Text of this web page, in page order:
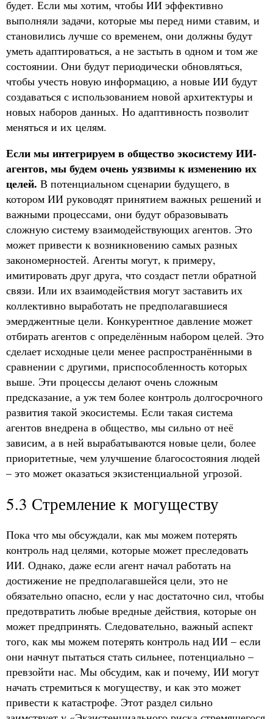
будет. Если мы хотим, чтобы ИИ эффективно
выполняли задачи, которые мы перед ними ставим, и
становились лучше со временем, они должны будут
уметь адаптироваться, а не застыть в одном и том же
состоянии. Они будут периодически обновляться,
чтобы учесть новую информацию, а новые ИИ будут
создаваться с использованием новой архитектуры и
новых наборов данных. Но адаптивность позволит
меняться и их целям.
Если мы интегрируем в общество экосистему ИИ-
агентов, мы будем очень уязвимы к изменению их
целей. В потенциальном сценарии будущего, в
котором ИИ руководят принятием важных решений и
важными процессами, они будут образовывать
сложную систему взаимодействующих агентов. Это
может привести к возникновению самых разных
закономерностей. Агенты могут, к примеру,
имитировать друг друга, что создаст петли обратной
связи. Или их взаимодействия могут заставить их
коллективно выработать не предполагавшиеся
эмерджентные цели. Конкурентное давление может
отбирать агентов с определённым набором целей. Это
сделает исходные цели менее распространёнными в
сравнении с другими, приспособленность которых
выше. Эти процессы делают очень сложным
предсказание, а уж тем более контроль долгосрочного
развития такой экосистемы. Если такая система
агентов внедрена в общество, мы сильно от неё
зависим, а в ней вырабатываются новые цели, более
приоритетные, чем улучшение благосостояния людей
– это может оказаться экзистенциальной угрозой.
5.3 Стремление к могуществу
Пока что мы обсуждали, как мы можем потерять
контроль над целями, которые может преследовать
ИИ. Однако, даже если агент начал работать на
достижение не предполагавшейся цели, это не
обязательно опасно, если у нас достаточно сил, чтобы
предотвратить любые вредные действия, которые он
может предпринять. Следовательно, важный аспект
того, как мы можем потерять контроль над ИИ – если
они начнут пытаться стать сильнее, потенциально –
превзойти нас. Мы обсудим, как и почему, ИИ могут
начать стремиться к могуществу, и как это может
привести к катастрофе. Этот раздел сильно